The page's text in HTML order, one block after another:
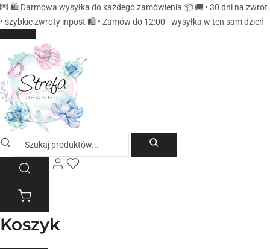
💌 🛍️ Darmowa wysyłka do każdego zamówienia 📦 🚚 • 30 dni na zwrot
• szybkie zwroty inpost 🛍️ • Zamów do 12:00 - wysyłka w ten sam dzień
Koszyk